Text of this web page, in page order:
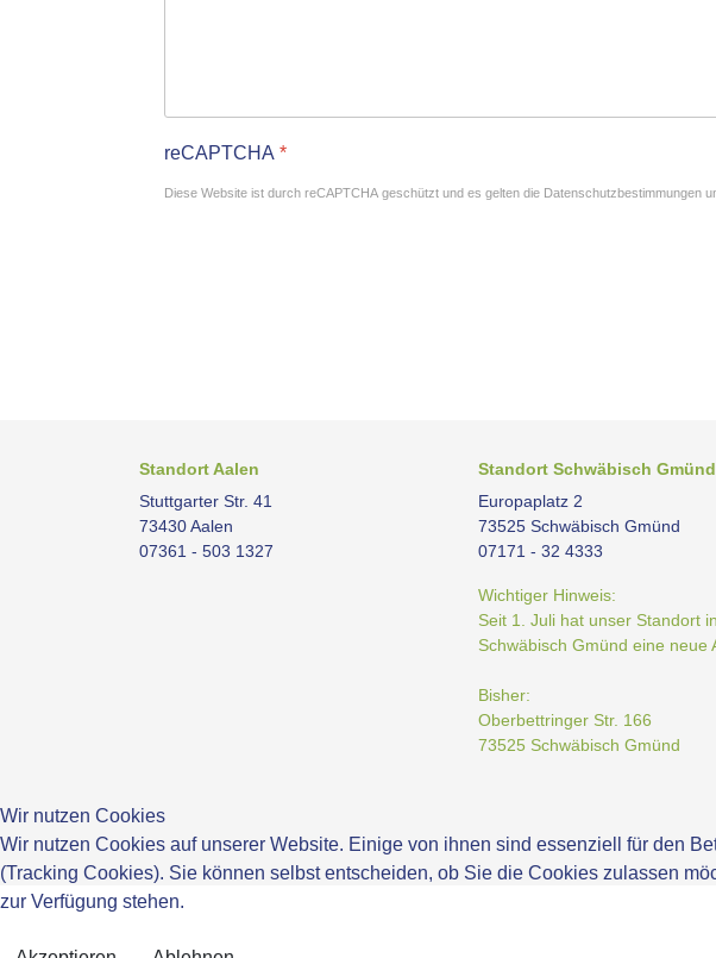
reCAPTCHA *
Diese Website ist durch reCAPTCHA geschützt und es gelten die Datenschutzbestimmungen
Standort Aalen
Stuttgarter Str. 41
73430 Aalen
07361 - 503 1327
Standort Schwäbisch Gmünd
Europaplatz 2
73525 Schwäbisch Gmünd
07171 - 32 4333
Wichtiger Hinweis:
Seit 1. Juli hat unser Standort in
Schwäbisch Gmünd eine neue
Bisher:
Oberbettringer Str. 166
73525 Schwäbisch Gmünd
Wir nutzen Cookies
Wir nutzen Cookies auf unserer Website. Einige von ihnen sind essenziell für den
(Tracking Cookies). Sie können selbst entscheiden, ob Sie die Cookies zulassen
zur Verfügung stehen.